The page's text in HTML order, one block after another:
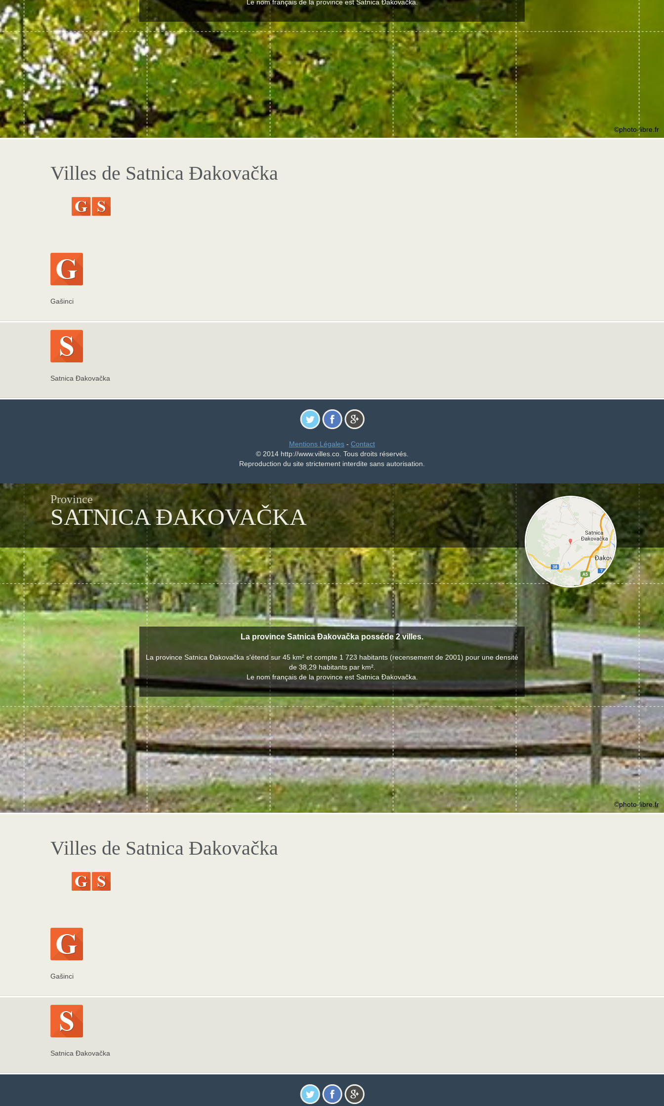
Le nom français de la province est Satnica Đakovačka.
©photo-libre.fr
Villes de Satnica Đakovačka
Gašinci
Satnica Đakovačka
Mentions Légales - Contact
© 2014 http://www.villes.co. Tous droits réservés.
Reproduction du site strictement interdite sans autorisation.
Province
SATNICA ĐAKOVAČKA
La province Satnica Đakovačka posséde 2 villes.
La province Satnica Đakovačka s'étend sur 45 km² et compte 1 723 habitants (recensement de 2001) pour une densité
de 38,29 habitants par km².
Le nom français de la province est Satnica Đakovačka.
©photo-libre.fr
Villes de Satnica Đakovačka
Gašinci
Satnica Đakovačka